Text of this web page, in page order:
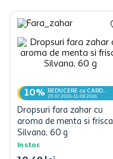
10%
REDUCERE cu CARD
MyCLUB
29.07.2026-11.08.2026
Dropsuri fara zahar cu
aroma de menta si frisca
Silvana, 60 g
In stoc